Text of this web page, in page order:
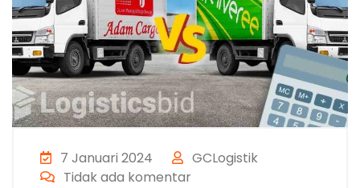
7 Januari 2024
GCLogistik
Tidak ada komentar